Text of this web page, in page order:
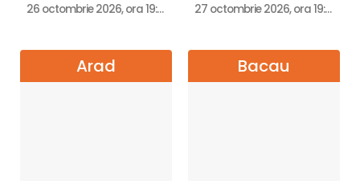
26 octombrie 2026, ora 19:00 27 octombrie 2026, ora 19:00
Arad Bacau